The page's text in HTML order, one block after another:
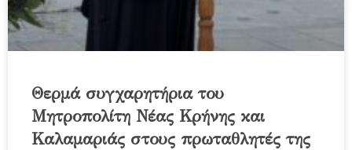
Θερμά συγχαρητήρια του
Μητροπολίτη Νέας Κρήνης και
Καλαμαριάς στους πρωταθλητές της